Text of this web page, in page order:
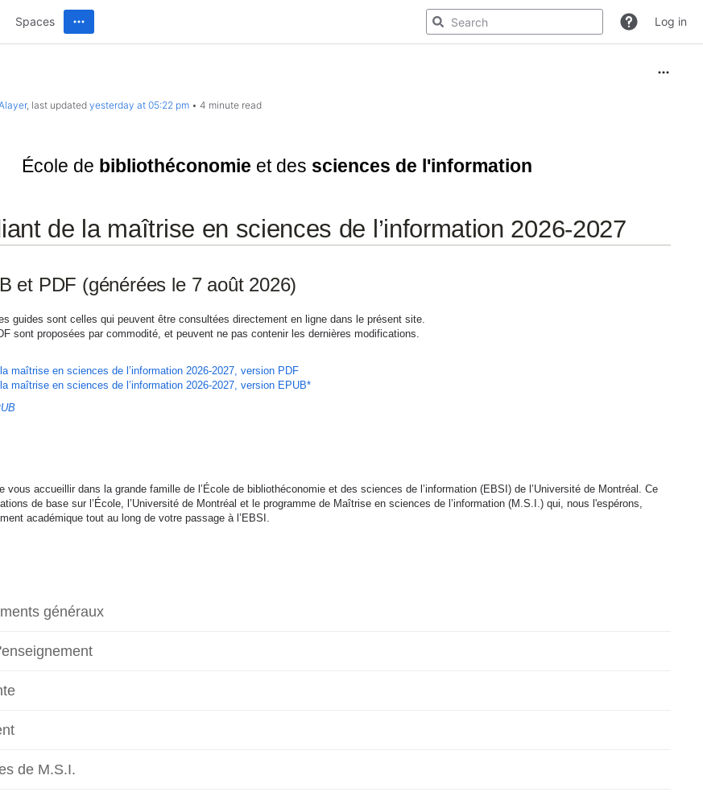
Spaces Log in
, last updated yesterday at 05:22 pm 4 minute read
École de bibliothéconomie et des sciences de l'information
de la maîtrise en sciences de l’information 2026-2027
et PDF (générées le 7 août 2026)
guides sont celles qui peuvent être consultées directement en ligne dans le présent site.
sont proposées par commodité, et peuvent ne pas contenir les dernières modifications.
maîtrise en sciences de l’information 2026-2027, version PDF
maîtrise en sciences de l’information 2026-2027, version EPUB*
vous accueillir dans la grande famille de l’École de bibliothéconomie et des sciences de l’information (EBSI) de l’Université de Montréal. Ce
de base sur l’École, l’Université de Montréal et le programme de Maîtrise en sciences de l’information (M.S.I.) qui, nous l'espérons,
académique tout au long de votre passage à l’EBSI.
généraux
de M.S.I.